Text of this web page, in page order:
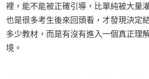
裡，能不能被正確引導，比單純被大量
也是很多考生後來回頭看，才發現決定
多少教材，而是有沒有進入一個真正理
境。